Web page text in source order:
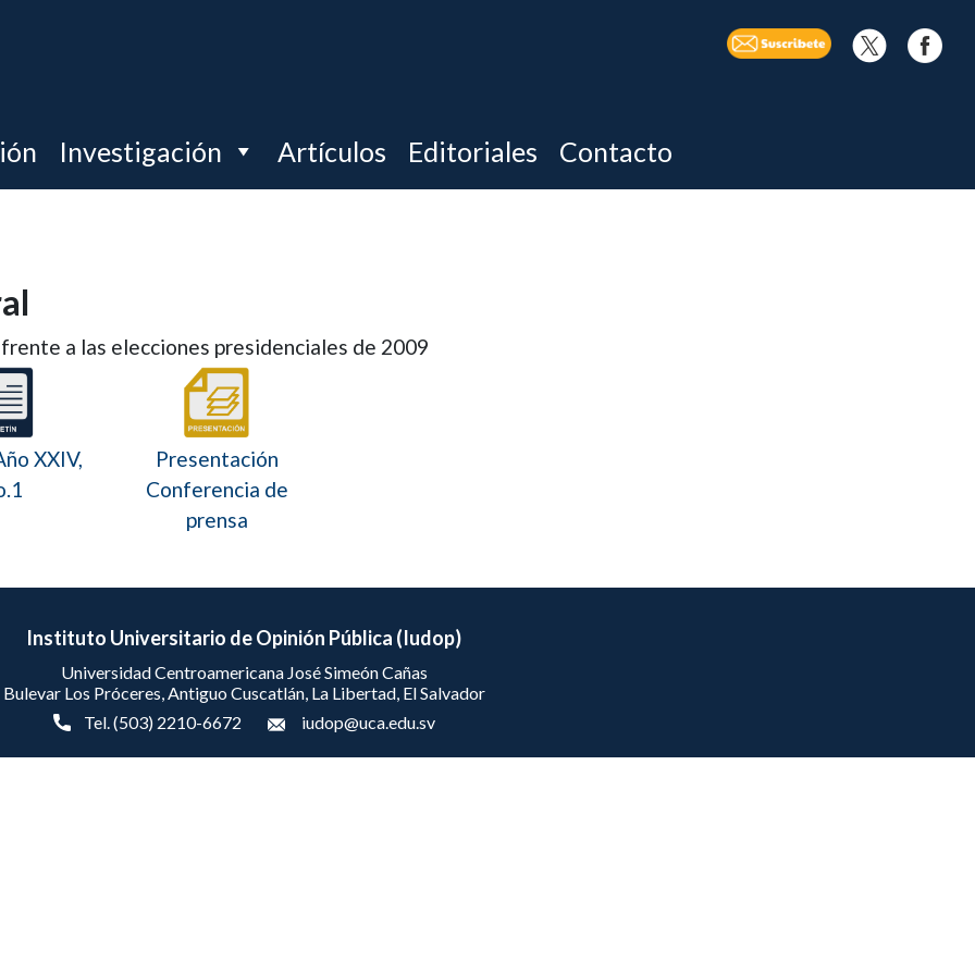
Investigación Artículos Editoriales Contacto
a las elecciones presidenciales de 2009
XXIV,
Presentación
Conferencia de
prensa
Instituto Universitario de Opinión Pública (Iudop)
Universidad Centroamericana José Simeón Cañas
Bulevar Los Próceres, Antiguo Cuscatlán, La Libertad, El Salvador
Tel. (503) 2210-6672
iudop@uca.edu.sv